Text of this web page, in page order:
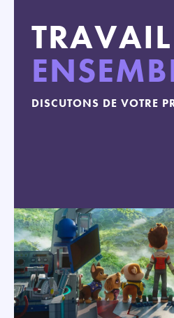
DISCUTONS DE VOTRE